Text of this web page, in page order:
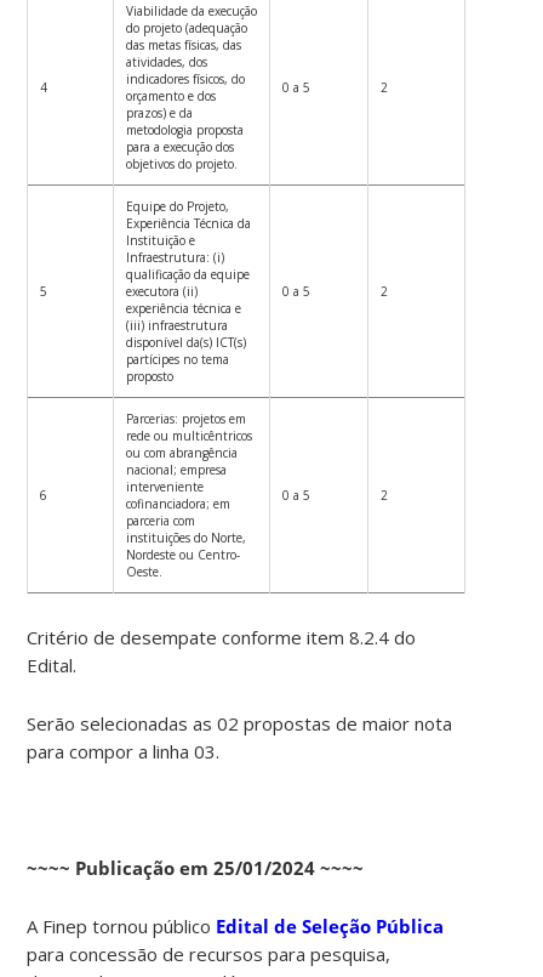
4
Viabilidade da execução
do projeto (adequação
das metas físicas, das
atividades, dos
indicadores físicos, do
orçamento e dos
prazos) e da
metodologia proposta
para a execução dos
objetivos do projeto.
0 a 5 2
5
Equipe do Projeto,
Experiência Técnica da
Instituição e
Infraestrutura: (i)
qualificação da equipe
executora (ii)
experiência técnica e
(iii) infraestrutura
disponível da(s) ICT(s)
partícipes no tema
proposto
0 a 5 2
6
Parcerias: projetos em
rede ou multicêntricos
ou com abrangência
nacional; empresa
interveniente
cofinanciadora; em
parceria com
instituições do Norte,
Nordeste ou Centro-
Oeste.
0 a 5 2
Critério de desempate conforme item 8.2.4 do
Edital.
Serão selecionadas as 02 propostas de maior nota
para compor a linha 03.
~~~~ Publicação em 25/01/2024 ~~~~
A Finep tornou público Edital de Seleção Pública
para concessão de recursos para pesquisa,